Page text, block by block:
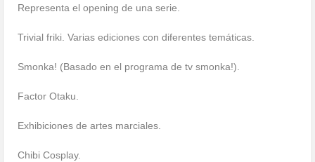
Representa el opening de una serie.
Trivial friki. Varias ediciones con diferentes temáticas.
Smonka! (Basado en el programa de tv smonka!).
Factor Otaku.
Exhibiciones de artes marciales.
Chibi Cosplay.